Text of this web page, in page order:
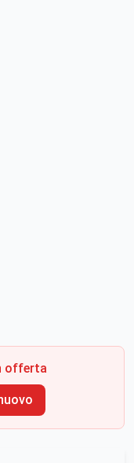
offerta